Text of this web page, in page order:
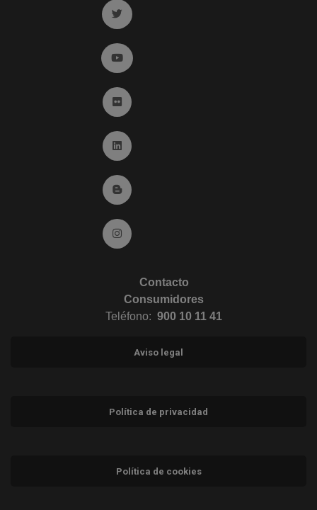
Ir a twitter (abre en ventana nueva)
Ir a YouTube (abre en ventana nueva)
Ir a Flickr (abre en ventana nueva)
Ir a Linkedin (abre en ventana nueva)
Ir al Blog (abre en ventana nueva)
Ir a Instagram (abre en ventana nueva)
Contacto
Consumidores
Teléfono: 900 10 11 41
Aviso legal
Política de privacidad
Política de cookies